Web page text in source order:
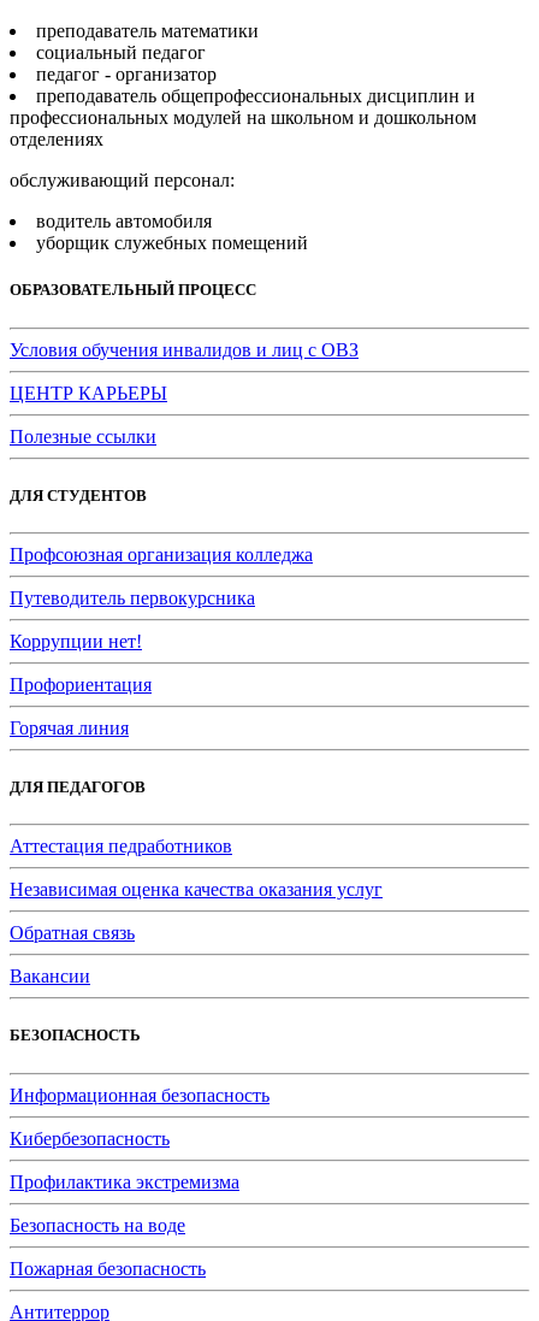
преподаватель математики
социальный педагог
педагог - организатор
преподаватель общепрофессиональных дисциплин и
профессиональных модулей на школьном и дошкольном
отделениях
обслуживающий персонал:
водитель автомобиля
уборщик служебных помещений
ОБРАЗОВАТЕЛЬНЫЙ ПРОЦЕСС
Условия обучения инвалидов и лиц с ОВЗ
ЦЕНТР КАРЬЕРЫ
Полезные ссылки
ДЛЯ СТУДЕНТОВ
Профсоюзная организация колледжа
Путеводитель первокурсника
Коррупции нет!
Профориентация
Горячая линия
ДЛЯ ПЕДАГОГОВ
Аттестация педработников
Независимая оценка качества оказания услуг
Обратная связь
Вакансии
БЕЗОПАСНОСТЬ
Информационная безопасность
Кибербезопасность
Профилактика экстремизма
Безопасность на воде
Пожарная безопасность
Антитеррор